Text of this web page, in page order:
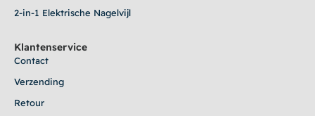
2-in-1 Elektrische Nagelvijl
Klantenservice
Contact
Verzending
Retour